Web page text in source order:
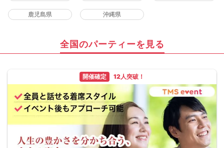
鹿児島県 沖縄県
全国のパーティーを見る
開催確定 12人突破！